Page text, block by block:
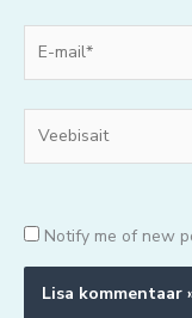
mail*
Notify me of new